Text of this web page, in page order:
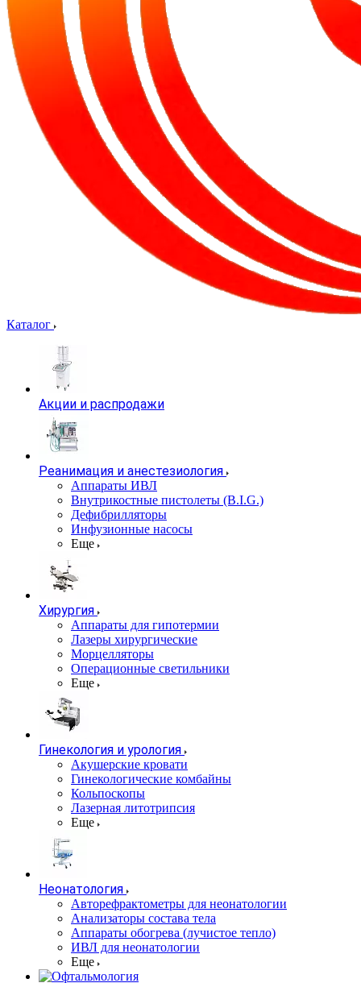
Каталог
Акции и распродажи
Реанимация и анестезиология
Аппараты ИВЛ
Внутрикостные пистолеты (B.I.G.)
Дефибрилляторы
Инфузионные насосы
Еще
Хирургия
Аппараты для гипотермии
Лазеры хирургические
Морцелляторы
Операционные светильники
Еще
Гинекология и урология
Акушерские кровати
Гинекологические комбайны
Кольпоскопы
Лазерная литотрипсия
Еще
Неонатология
Авторефрактометры для неонатологии
Анализаторы состава тела
Аппараты обогрева (лучистое тепло)
ИВЛ для неонатологии
Еще